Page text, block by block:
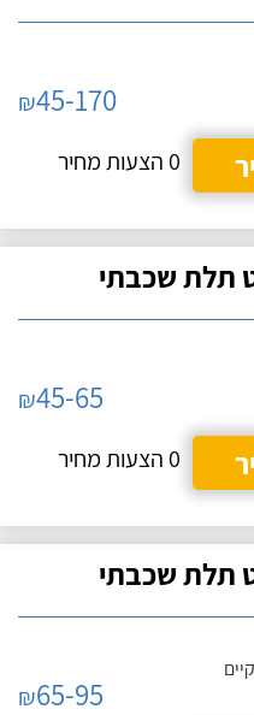
₪45-170
0 הצעות מחיר
תלת שכבתי
₪45-65
0 הצעות מחיר
תלת שכבתי
₪65-95